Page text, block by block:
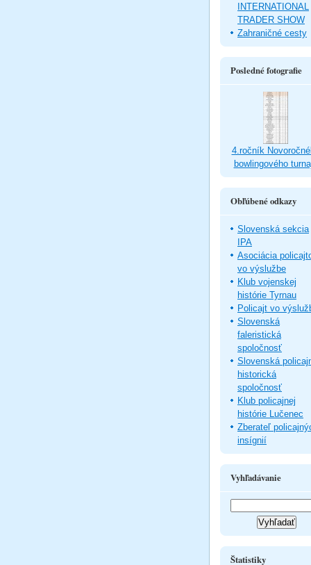
INTERNATIONAL
TRADER SHOW
Zahraničné cesty
Posledné fotografie
4.ročník
bowlingového
Obľúbené odkazy
Slovenská sekcia
IPA
Asociácia
vo výslužbe
Klub vojenskej
histórie Tyrnau
Policajt vo
Slovenská
faleristická
spoločnosť
Slovenská
historická
spoločnosť
Klub policajnej
histórie Lučenec
Zberateľ
insígnií
Vyhľadávanie
Štatistiky